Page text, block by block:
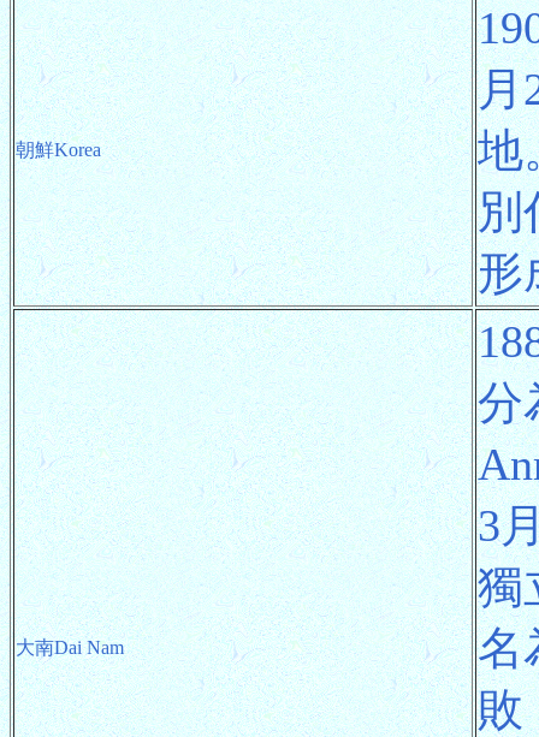
朝鮮Korea
月
地
別
形
大南Dai Nam
分
3
獨
名
敗